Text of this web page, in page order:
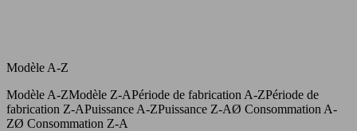
Modèle A-Z
Modèle A-ZModèle Z-APériode de fabrication A-ZPériode de
fabrication Z-APuissance A-ZPuissance Z-AØ Consommation A-
ZØ Consommation Z-A